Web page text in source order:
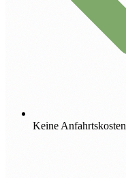
Keine Anfahrtskosten